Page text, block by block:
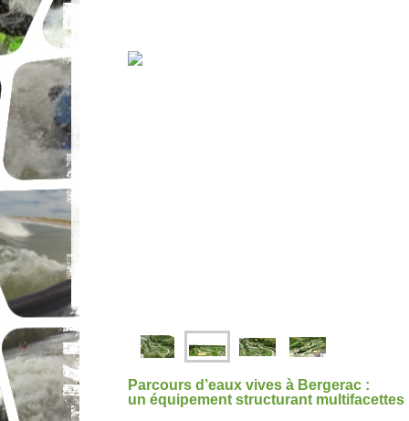
Parcours d’eaux vives à Bergerac :
un équipement structurant multifacettes